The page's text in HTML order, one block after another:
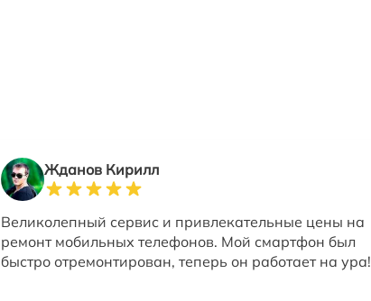
Жданов Кирилл
Великолепный сервис и привлекательные цены на
ремонт мобильных телефонов. Мой смартфон был
быстро отремонтирован, теперь он работает на ура!